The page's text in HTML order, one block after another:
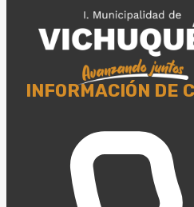
INFORMACIÓN DE